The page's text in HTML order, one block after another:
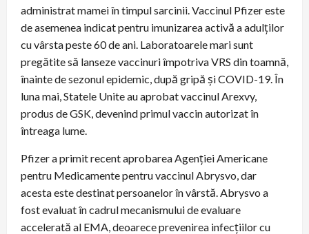
administrat mamei în timpul sarcinii. Vaccinul Pfizer este
de asemenea indicat pentru imunizarea activă a adulților
cu vârsta peste 60 de ani. Laboratoarele mari sunt
pregătite să lanseze vaccinuri împotriva VRS din toamnă,
înainte de sezonul epidemic, după gripă și COVID-19. În
luna mai, Statele Unite au aprobat vaccinul Arexvy,
produs de GSK, devenind primul vaccin autorizat în
întreaga lume.
Pfizer a primit recent aprobarea Agenției Americane
pentru Medicamente pentru vaccinul Abrysvo, dar
acesta este destinat persoanelor în vârstă. Abrysvo a
fost evaluat în cadrul mecanismului de evaluare
accelerată al EMA, deoarece prevenirea infecțiilor cu